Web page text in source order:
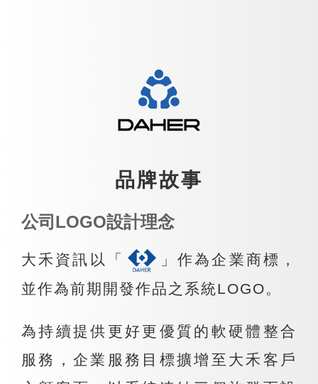
品牌故事
公司LOGO設計理念
大禾資訊以「
」作為企業商標，
並作為前期開發作品之系統LOGO。
為持續提供更好更優質的軟硬體整合
服務，企業服務目標擴增至大禾客戶